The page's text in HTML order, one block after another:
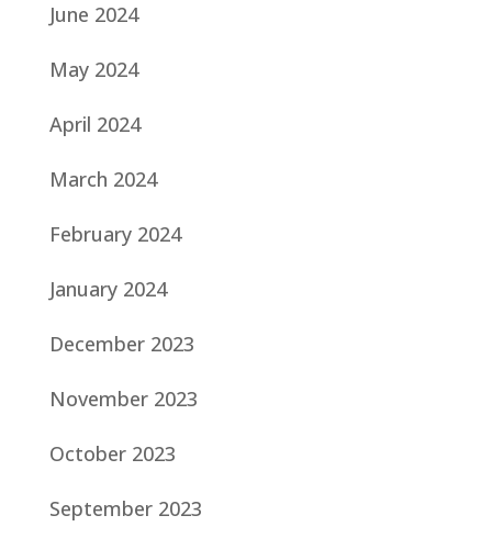
June 2024
May 2024
April 2024
March 2024
February 2024
January 2024
December 2023
November 2023
October 2023
September 2023